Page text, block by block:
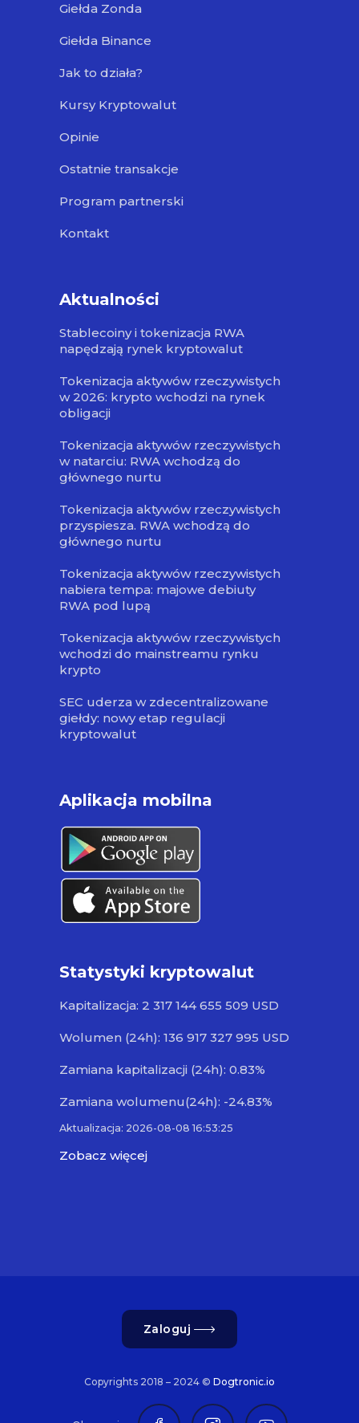
Giełda Zonda
Giełda Binance
Jak to działa?
Kursy Kryptowalut
Opinie
Ostatnie transakcje
Program partnerski
Kontakt
Aktualności
Stablecoiny i tokenizacja RWA
napędzają rynek kryptowalut
Tokenizacja aktywów rzeczywistych
w 2026: krypto wchodzi na rynek
obligacji
Tokenizacja aktywów rzeczywistych
w natarciu: RWA wchodzą do
głównego nurtu
Tokenizacja aktywów rzeczywistych
przyspiesza. RWA wchodzą do
głównego nurtu
Tokenizacja aktywów rzeczywistych
nabiera tempa: majowe debiuty
RWA pod lupą
Tokenizacja aktywów rzeczywistych
wchodzi do mainstreamu rynku
krypto
SEC uderza w zdecentralizowane
giełdy: nowy etap regulacji
kryptowalut
Aplikacja mobilna
Statystyki kryptowalut
Kapitalizacja: 2 317 144 655 509 USD
Wolumen (24h): 136 917 327 995 USD
Zamiana kapitalizacji (24h): 0.83%
Zamiana wolumenu(24h): -24.83%
Aktualizacja: 2026-08-08 16:53:25
Zobacz więcej
Zaloguj
Copyrights 2018 – 2024 © Dogtronic.io